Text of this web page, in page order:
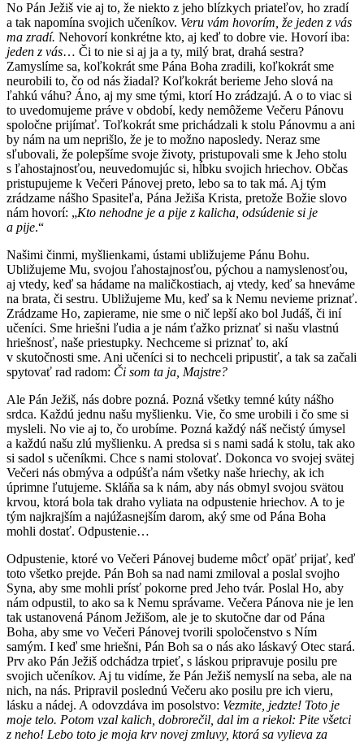
No Pán Ježiš vie aj to, že niekto z jeho blízkych priateľov, ho zradí
a tak napomína svojich učeníkov. Veru vám hovorím, že jeden z vás
ma zradí. Nehovorí konkrétne kto, aj keď to dobre vie. Hovorí iba:
jeden z vás… Či to nie si aj ja a ty, milý brat, drahá sestra?
Zamyslíme sa, koľkokrát sme Pána Boha zradili, koľkokrát sme
neurobili to, čo od nás žiadal? Koľkokrát berieme Jeho slová na
ľahkú váhu? Áno, aj my sme tými, ktorí Ho zrádzajú. A o to viac si
to uvedomujeme práve v období, kedy nemôžeme Večeru Pánovu
spoločne prijímať. Toľkokrát sme prichádzali k stolu Pánovmu a ani
by nám na um neprišlo, že je to možno naposledy. Neraz sme
sľubovali, že polepšíme svoje životy, pristupovali sme k Jeho stolu
s ľahostajnosťou, neuvedomujúc si, hĺbku svojich hriechov. Občas
pristupujeme k Večeri Pánovej preto, lebo sa to tak má. Aj tým
zrádzame nášho Spasiteľa, Pána Ježiša Krista, pretože Božie slovo
nám hovorí: „Kto nehodne je a pije z kalicha, odsúdenie si je
a pije.“
Našimi činmi, myšlienkami, ústami ubližujeme Pánu Bohu.
Ubližujeme Mu, svojou ľahostajnosťou, pýchou a namyslenosťou,
aj vtedy, keď sa hádame na maličkostiach, aj vtedy, keď sa hneváme
na brata, či sestru. Ubližujeme Mu, keď sa k Nemu nevieme priznať.
Zrádzame Ho, zapierame, nie sme o nič lepší ako bol Judáš, či iní
učeníci. Sme hriešni ľudia a je nám ťažko priznať si našu vlastnú
hriešnosť, naše priestupky. Nechceme si priznať to, akí
v skutočnosti sme. Ani učeníci si to nechceli pripustiť, a tak sa začali
spytovať rad radom: Či som ta ja, Majstre?
Ale Pán Ježiš, nás dobre pozná. Pozná všetky temné kúty nášho
srdca. Každú jednu našu myšlienku. Vie, čo sme urobili i čo sme si
mysleli. No vie aj to, čo urobíme. Pozná každý náš nečistý úmysel
a každú našu zlú myšlienku. A predsa si s nami sadá k stolu, tak ako
si sadol s učeníkmi. Chce s nami stolovať. Dokonca vo svojej svätej
Večeri nás obmýva a odpúšťa nám všetky naše hriechy, ak ich
úprimne ľutujeme. Skláňa sa k nám, aby nás obmyl svojou svätou
krvou, ktorá bola tak draho vyliata na odpustenie hriechov. A to je
tým najkrajším a najúžasnejším darom, aký sme od Pána Boha
mohli dostať. Odpustenie…
Odpustenie, ktoré vo Večeri Pánovej budeme môcť opäť prijať, keď
toto všetko prejde. Pán Boh sa nad nami zmiloval a poslal svojho
Syna, aby sme mohli prísť pokorne pred Jeho tvár. Poslal Ho, aby
nám odpustil, to ako sa k Nemu správame. Večera Pánova nie je len
tak ustanovená Pánom Ježišom, ale je to skutočne dar od Pána
Boha, aby sme vo Večeri Pánovej tvorili spoločenstvo s Ním
samým. I keď sme hriešni, Pán Boh sa o nás ako láskavý Otec stará.
Prv ako Pán Ježiš odchádza trpieť, s láskou pripravuje posilu pre
svojich učeníkov. Aj tu vidíme, že Pán Ježiš nemyslí na seba, ale na
nich, na nás. Pripravil poslednú Večeru ako posilu pre ich vieru,
lásku a nádej. A odovzdáva im posolstvo: Vezmite, jedzte! Toto je
moje telo. Potom vzal kalich, dobrorečil, dal im a riekol: Pite všetci
z neho! Lebo toto je moja krv novej zmluvy, ktorá sa vylieva za